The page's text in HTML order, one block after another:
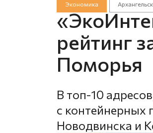
Экономика Архангельск
рейтинг
Поморья
В топ-10
с
Новодвинска и